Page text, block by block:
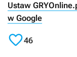
Ustaw
w Google
46